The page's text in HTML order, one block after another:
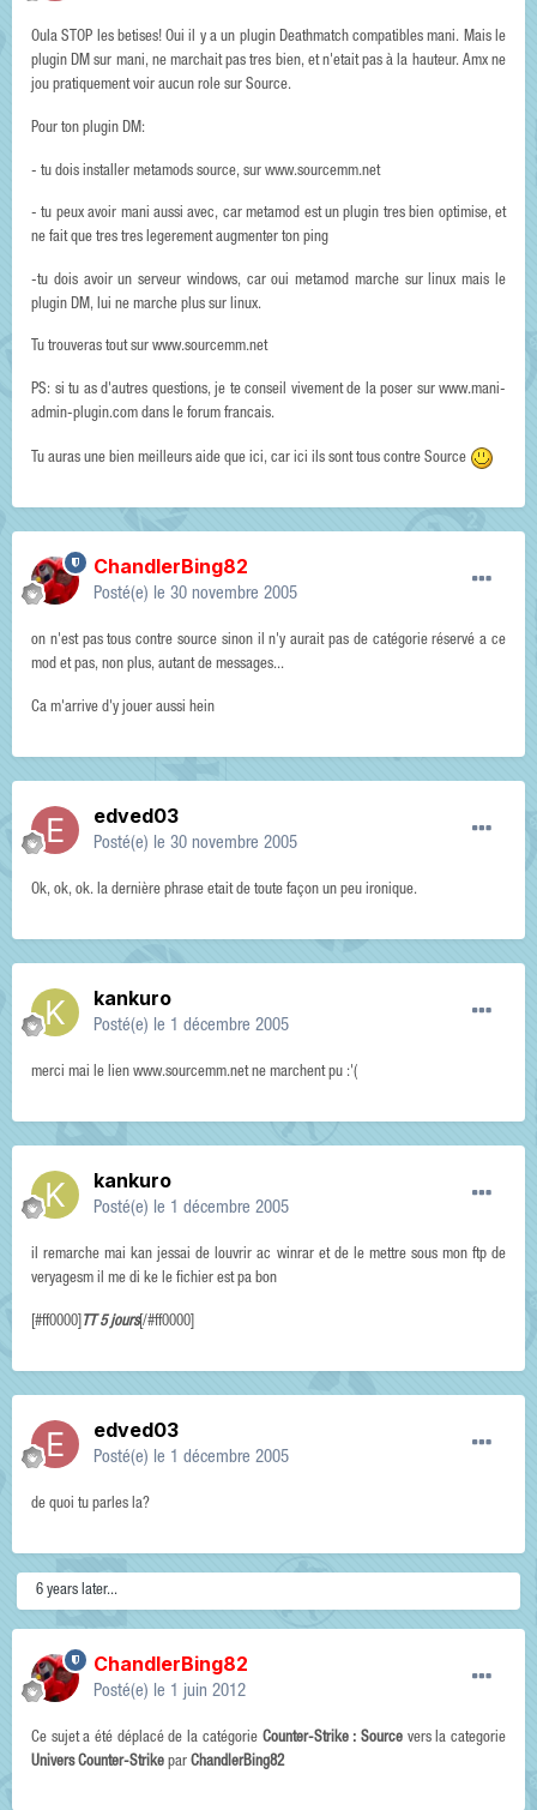
Oula STOP les betises! Oui il y a un plugin Deathmatch compatibles mani. Mais le
plugin DM sur mani, ne marchait pas tres bien, et n'etait pas à la hauteur. Amx ne
jou pratiquement voir aucun role sur Source.
Pour ton plugin DM:
- tu dois installer metamods source, sur www.sourcemm.net
- tu peux avoir mani aussi avec, car metamod est un plugin tres bien optimise, et
ne fait que tres tres legerement augmenter ton ping
-tu dois avoir un serveur windows, car oui metamod marche sur linux mais le
plugin DM, lui ne marche plus sur linux.
Tu trouveras tout sur www.sourcemm.net
PS: si tu as d'autres questions, je te conseil vivement de la poser sur www.mani-
admin-plugin.com dans le forum francais.
Tu auras une bien meilleurs aide que ici, car ici ils sont tous contre Source
ChandlerBing82
Posté(e) le 30 novembre 2005
on n'est pas tous contre source sinon il n'y aurait pas de catégorie réservé a ce
mod et pas, non plus, autant de messages...
Ca m'arrive d'y jouer aussi hein
edved03
Posté(e) le 30 novembre 2005
Ok, ok, ok. la dernière phrase etait de toute façon un peu ironique.
kankuro
Posté(e) le 1 décembre 2005
merci mai le lien www.sourcemm.net ne marchent pu :'(
kankuro
Posté(e) le 1 décembre 2005
il remarche mai kan jessai de louvrir ac winrar et de le mettre sous mon ftp de
veryagesm il me di ke le fichier est pa bon
[#ff0000] TT 5 jours[/#ff0000]
edved03
Posté(e) le 1 décembre 2005
de quoi tu parles la?
6 years later...
ChandlerBing82
Posté(e) le 1 juin 2012
Ce sujet a été déplacé de la catégorie Counter-Strike : Sourcevers la categorie
Univers Counter-Strike par ChandlerBing82